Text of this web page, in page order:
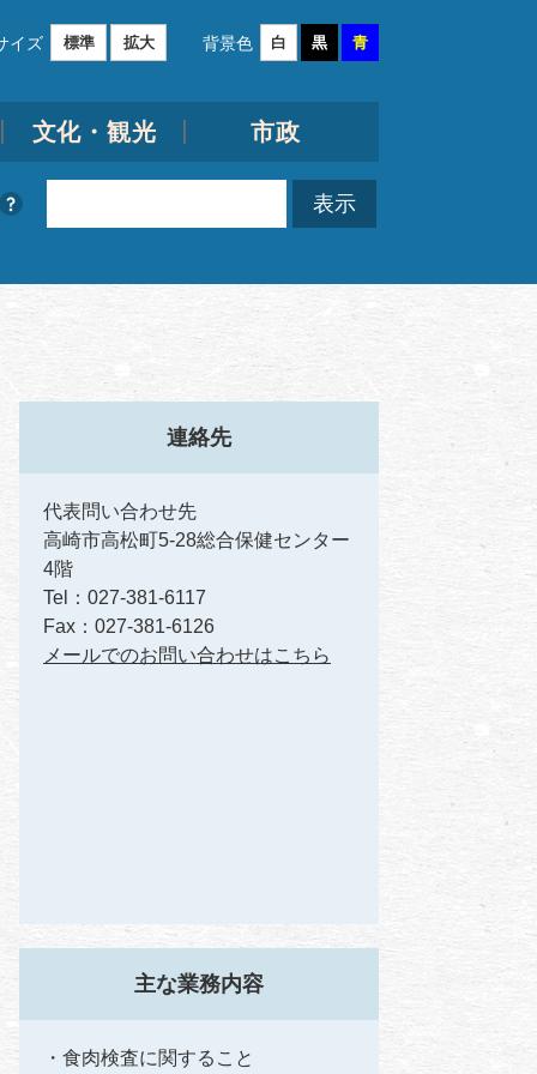
イズ 標準 拡大 背景色 白 黒 青
文化・観光 市政
連絡先
代表問い合わせ先
高崎市高松町5-28総合保健センター
4階
Tel：027-381-6117
Fax：027-381-6126
メールでのお問い合わせはこちら
主な業務内容
・食肉検査に関すること